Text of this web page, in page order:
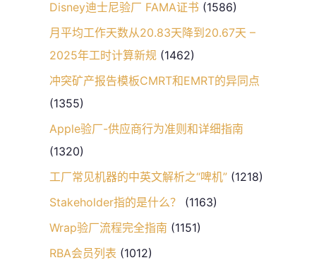
Disney迪士尼验厂 FAMA证书 (1586)
月平均工作天数从20.83天降到20.67天 –
2025年工时计算新规 (1462)
冲突矿产报告模板CMRT和EMRT的异同点
(1355)
Apple验厂-供应商行为准则和详细指南
(1320)
工厂常见机器的中英文解析之“啤机” (1218)
Stakeholder指的是什么？
(1163)
Wrap验厂流程完全指南 (1151)
RBA会员列表 (1012)